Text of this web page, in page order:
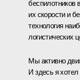
беспилотников
их скорости и
технология
логистических
Мы активно
И здесь я